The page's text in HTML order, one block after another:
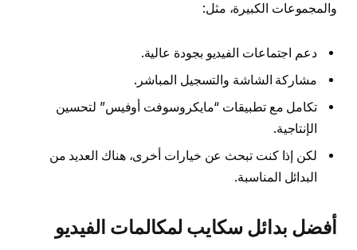
والمجموعات الكبيرة، مثل:
دعم اجتماعات الفيديو بجودة عالية.
مشاركة الشاشة والتسجيل المباشر.
تكامل مع تطبيقات “مايكروسوفت أوفيس” لتحسين
الإنتاجية.
لكن إذا كنت تبحث عن خيارات أخرى، هناك العديد من
البدائل المناسبة.
أفضل بدائل سكايب لمكالمات الفيديو